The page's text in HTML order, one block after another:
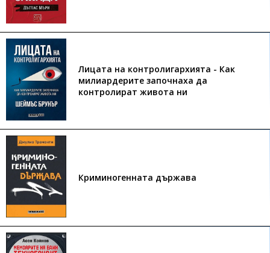
Лицата на контролигархията - Как
милиардерите започнаха да
контролират живота ни
Криминогенната държава